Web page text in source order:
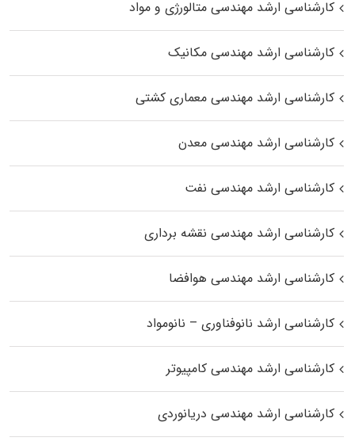
کارشناسی ارشد مهندسی متالورژی و مواد
کارشناسی ارشد مهندسی مکانیک
کارشناسی ارشد مهندسی معماری کشتی
کارشناسی ارشد مهندسی معدن
کارشناسی ارشد مهندسی نفت
کارشناسی ارشد مهندسی نقشه برداری
کارشناسی ارشد مهندسی هوافضا
کارشناسی ارشد نانوفناوری – نانومواد
کارشناسی ارشد مهندسی کامپیوتر
کارشناسی ارشد مهندسی دریانوردی